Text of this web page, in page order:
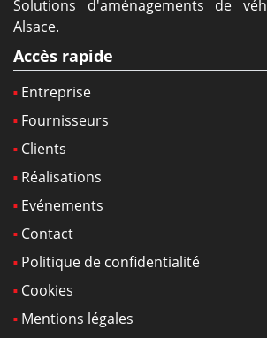
Solutions d'aménagements de
Alsace.
Accès rapide
Entreprise
Fournisseurs
Clients
Réalisations
Evénements
Contact
Politique de confidentialité
Cookies
Mentions légales